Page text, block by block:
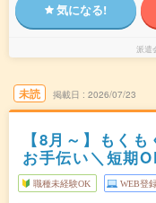
気になる!
派遣
未読 掲載日 2026/07/23
【8月～】もく
お手伝い＼短期
職種未経験OK WEB登